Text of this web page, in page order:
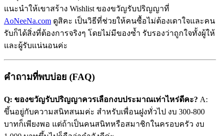
แนะนำให้เขาสร้าง Wishlist ของขวัญรับปริญญาที่
AoNeeNa.com ดูสิคะ เป็นวิธีที่ช่วยให้คนซื้อไม่ต้องเดาใจและคน
รับก็ได้สิ่งที่ต้องการจริงๆ โดยไม่มีของซ้ำ รับรองว่าถูกใจทั้งผู้ให้
และผู้รับแน่นอนค่ะ
คำถามที่พบบ่อย (FAQ)
Q: ของขวัญรับปริญญาควรเลือกงบประมาณเท่าไหร่ดีคะ? A:
ขึ้นอยู่กับความสนิทสนมค่ะ สำหรับเพื่อนฝูงทั่วไป งบ 300-800
บาทก็เพียงพอ แต่ถ้าเป็นคนสนิทหรือสมาชิกในครอบครัว งบ